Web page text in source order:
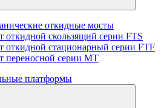
откидные мосты
откидной скользящий серии FTS
откидной стационарный серии FTF
переносной серии MT
платформы